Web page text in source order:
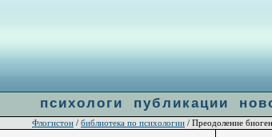
психологи публикации
Флогистон / библиотека по психологии / Преодоление